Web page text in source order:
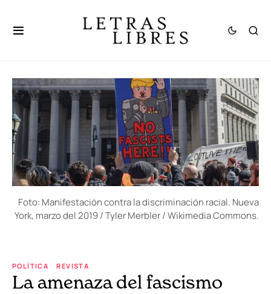
Foto: Manifestación contra la discriminación racial. Nueva
York, marzo del 2019 / Tyler Merbler / Wikimedia Commons.
POLÍTICA REVISTA
La amenaza del fascismo